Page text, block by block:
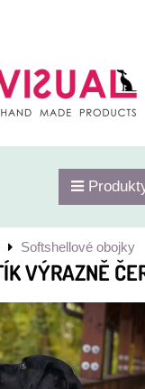
Softshellové obojky
VÝRAZNĚ